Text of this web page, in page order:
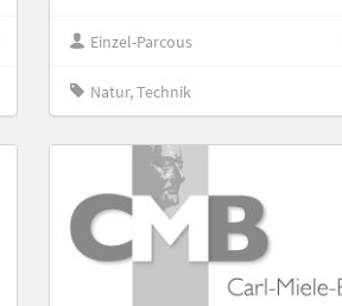
Einzel-Parcous
Natur, Technik